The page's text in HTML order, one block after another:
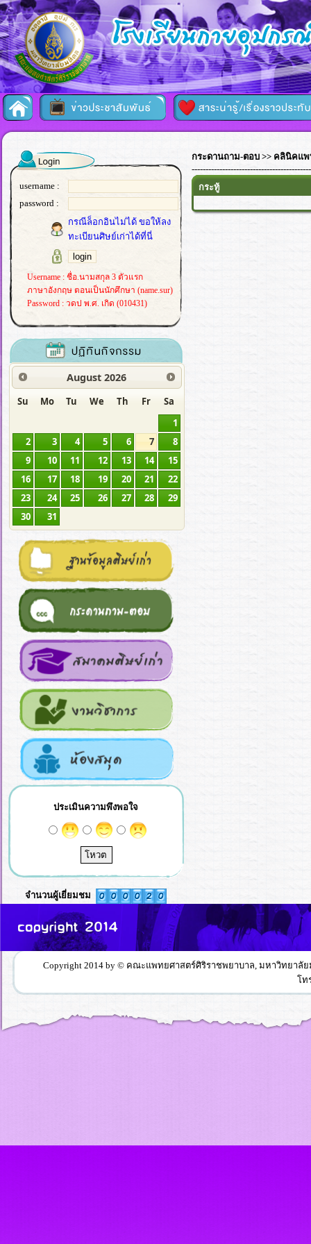
username :
password :
กรณีล็อกอินไม่ได้ ขอให้ลง
ทะเบียนศิษย์เก่าได้ที่นี่
Username : ชื่อ.นามสกุล 3 ตัวแรก
ภาษาอังกฤษ ตอนเป็นนักศึกษา (name.sur)
Password : วดป พ.ศ. เกิด (010431)
August 2026
Su Mo Tu We Th Fr
Sa
1
2
3 4 5 6 7
8
9
10 11 12 13 14
15
16
17 18 19 20 21
22
23
24 25 26 27 28
29
30
31
ประเมินความพึงพอใจ
จำนวนผู้เยี่ยมชม
กระดานถาม-ตอบ >> คลินิคแ
กระทู้
Copyright 2014 by © คณะแพทยศาสตร์ศิริราชพยาบาล, มหาวิทยา
โท